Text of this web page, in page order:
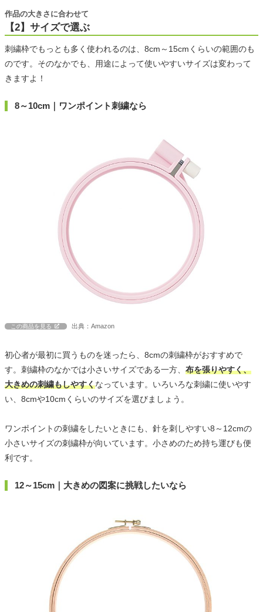
【2】サイズで選ぶ
作品の大きさに合わせて
刺繍枠でもっとも多く使われるのは、8cm～15cmくらいの範囲のも
のです。そのなかでも、用途によって使いやすいサイズは変わって
きますよ！
8～10cm｜ワンポイント刺繍なら
この商品を見る 出典：Amazon
初心者が最初に買うものを迷ったら、8cmの刺繍枠がおすすめで
す。刺繍枠のなかでは小さいサイズである一方、 布を張りやすく、
大きめの刺繍もしやすくなっています。いろいろな刺繍に使いやす
い、8cmや10cmくらいのサイズを選びましょう。
ワンポイントの刺繍をしたいときにも、針を刺しやすい8～12cmの
小さいサイズの刺繍枠が向いています。小さめのため持ち運びも便
利です。
12～15cm｜大きめの図案に挑戦したいなら